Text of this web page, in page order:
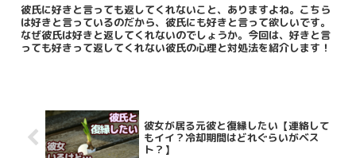
彼氏に好きと言っても返してくれないこと、ありますよね。こちら
は好きと言っているのだから、彼氏にも好きと言って欲しいです。
なぜ彼氏は好きと返してくれないのでしょうか。今回は、好きと言
っても好きって返してくれない彼氏の心理と対処法を紹介します！
彼女が居る元彼と復縁したい【連絡して
もイイ？冷却期間はどれぐらいがベス
ト？】